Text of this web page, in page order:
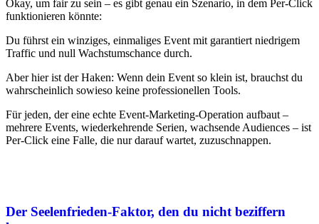
Okay, um fair zu sein – es gibt genau ein Szenario, in dem Per-Click
funktionieren könnte:
Du führst ein winziges, einmaliges Event mit garantiert niedrigem
Traffic und null Wachstumschance durch.
Aber hier ist der Haken: Wenn dein Event so klein ist, brauchst du
wahrscheinlich sowieso keine professionellen Tools.
Für jeden, der eine echte Event-Marketing-Operation aufbaut –
mehrere Events, wiederkehrende Serien, wachsende Audiences – ist
Per-Click eine Falle, die nur darauf wartet, zuzuschnappen.
Der Seelenfrieden-Faktor, den du nicht beziffern